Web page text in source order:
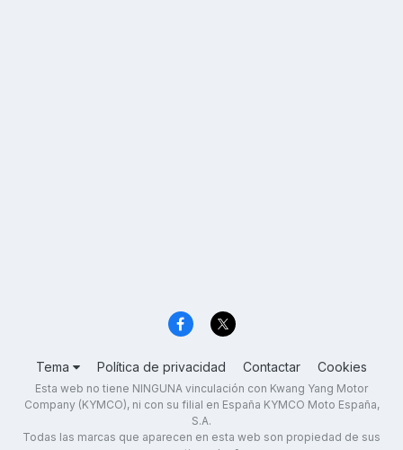
Tema Política de privacidad Contactar Cookies
Esta web no tiene NINGUNA vinculación con Kwang Yang Motor
Company (KYMCO), ni con su filial en España KYMCO Moto España,
S.A.
Todas las marcas que aparecen en esta web son propiedad de sus